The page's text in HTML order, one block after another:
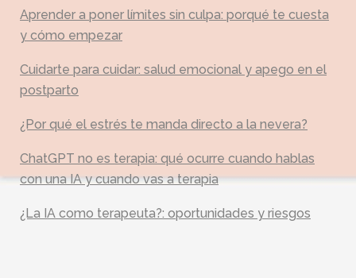
Aprender a poner límites sin culpa: porqué te cuesta
y cómo empezar
Cuidarte para cuidar: salud emocional y apego en el
postparto
¿Por qué el estrés te manda directo a la nevera?
ChatGPT no es terapia: qué ocurre cuando hablas
con una IA y cuando vas a terapia
¿La IA como terapeuta?: oportunidades y riesgos